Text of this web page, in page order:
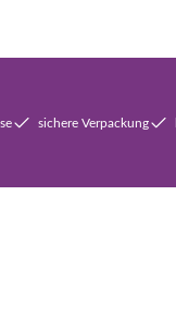
sichere Verpackung